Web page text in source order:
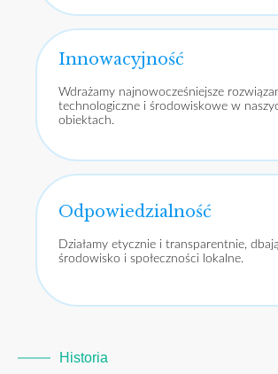
Innowacyjność
Wdrażamy najnowocześniejsze
technologiczne i środowiskowe w
obiektach.
Odpowiedzialność
Działamy etycznie i transparentnie,
środowisko i społeczności lokalne.
Historia